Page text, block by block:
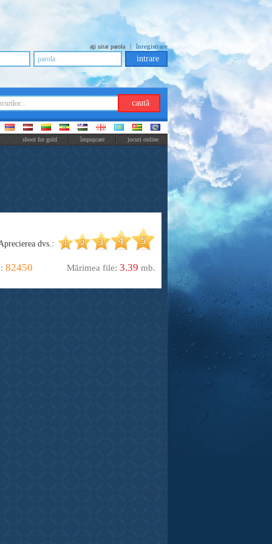
aţi uitat parola | înregistrare
shoot for gold împuşcare jocuri online
dvs.:
82450 Mărimea file: 3.39 mb.